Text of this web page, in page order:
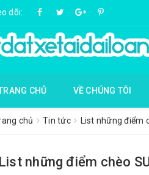
dõi:
CHỦ VỀ CHÚNG TÔI
chủ Tin tức List những điểm
List những điểm chèo